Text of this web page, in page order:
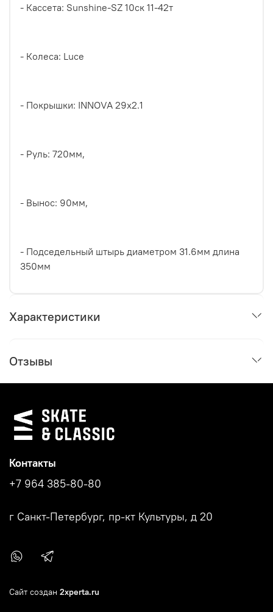
- Кассета: Sunshine-SZ 10ск 11-42т
- Колеса: Luce
- Покрышки: INNOVA 29x2.1
- Руль: 720мм,
- Вынос: 90мм,
- Подседельный штырь диаметром 31.6мм длина
350мм
Характеристики
Отзывы
Контакты
+7 964 385-80-80
г Санкт-Петербург, пр-кт Культуры, д 20
Сайт создан 2xperta.ru